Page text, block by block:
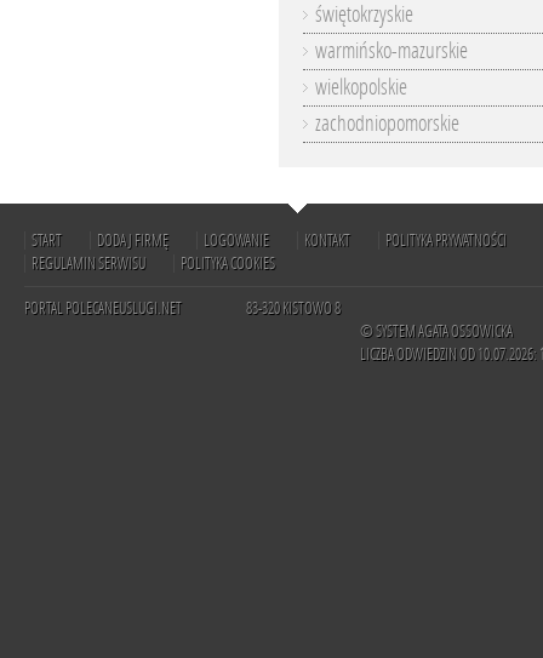
świętokrzyskie
warmińsko-mazurskie
wielkopolskie
zachodniopomorskie
START DODAJ FIRMĘ LOGOWANIE KONTAKT
POLITYKA PRYWATNOŚCI
REGULAMIN SERWISU
POLITYKA COOKIES
PORTAL POLECANEUSLUGI.NET
83-320 KISTOWO 8
© SYSTEM AGATA OSSOWICKA
LICZBA ODWIEDZIN OD 10.07.2026: